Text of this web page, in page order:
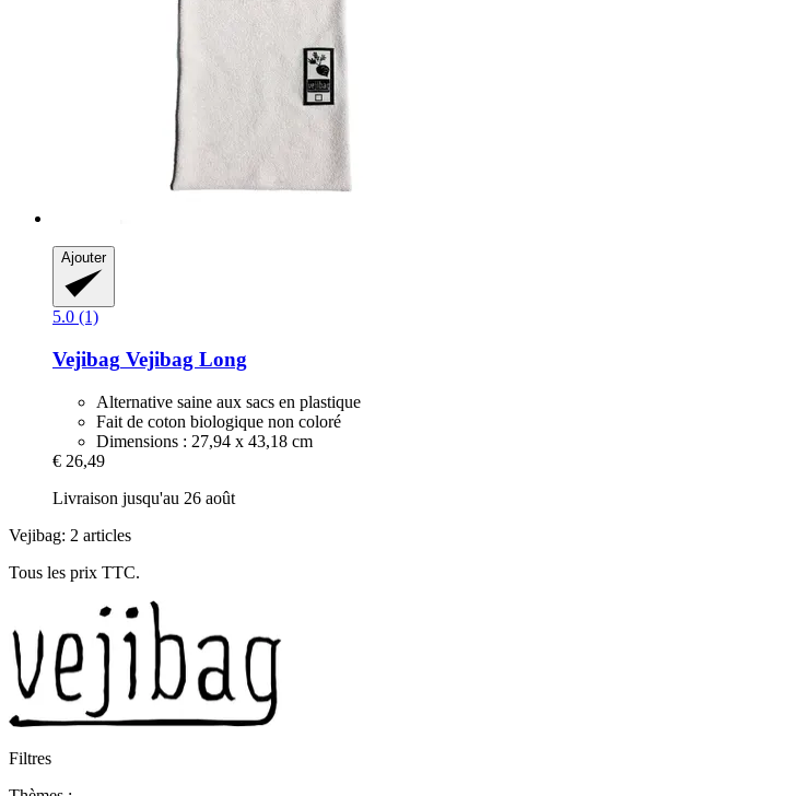
Ajouter
5.0 (1)
Vejibag Vejibag Long
Alternative saine aux sacs en plastique
Fait de coton biologique non coloré
Dimensions : 27,94 x 43,18 cm
€ 26,49
Livraison jusqu'au 26 août
Vejibag: 2 articles
Tous les prix TTC.
Filtres